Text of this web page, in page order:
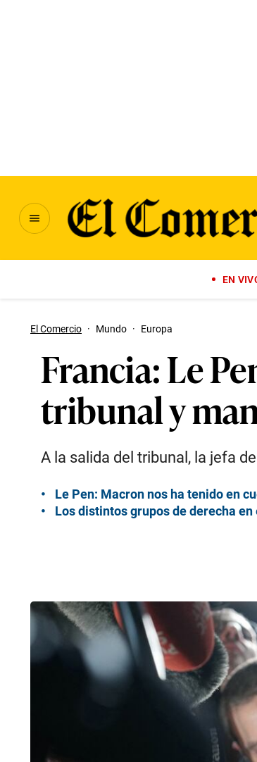
EN
El Comercio · Mundo · Europa
Francia: Le
tribunal y
A la salida del tribunal, la jefa
Le Pen: Macron nos ha tenido en
Los distintos grupos de derecha